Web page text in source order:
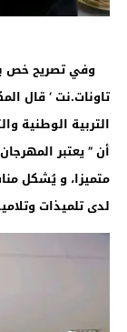
وفي تصريح خص
تاونات.نت ‘ قال
التربية الوطنية
أن ” يعتبر
متميزا، و يُشكل
لدى تلميذات